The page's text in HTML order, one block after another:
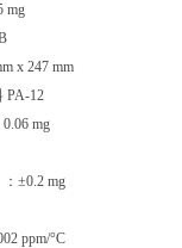
mg
x 247 mm
PA-12
mg
±0.2 mg
ppm/°C